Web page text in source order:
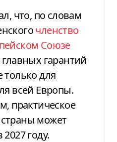
что, по словам
членство
Союзе
гарантий
только для
всей Европы.
практическое
может
году.